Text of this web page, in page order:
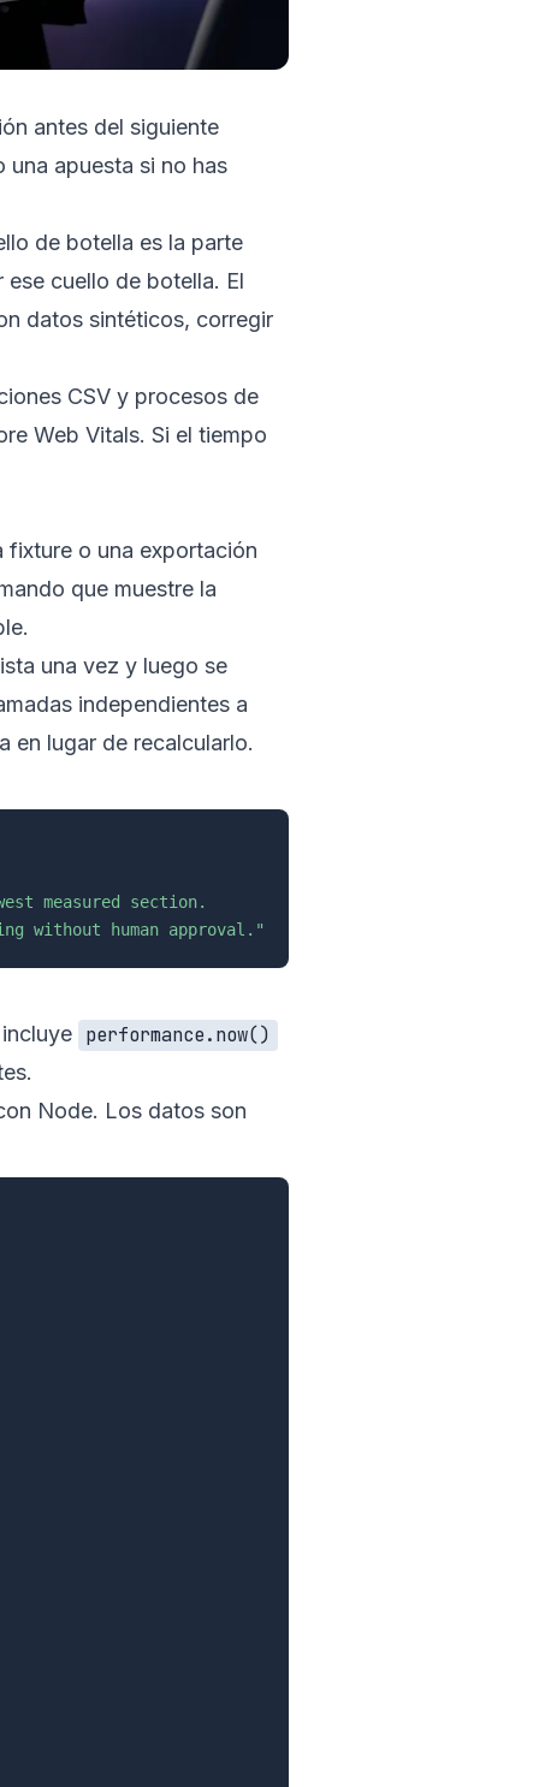
antes del siguiente
una apuesta si no has
de botella es la parte
cuello de botella. El
datos sintéticos, corregir
CSV y procesos de
Web Vitals. Si el tiempo
fixture o una exportación
que muestre la
una vez y luego se
independientes a
en lugar de recalcularlo.
measured section.
without human approval."
performance.now()
Node. Los datos son